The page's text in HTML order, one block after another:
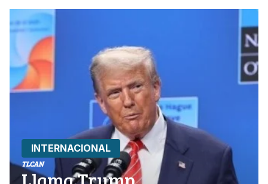
INTERNACIONAL
TLCAN